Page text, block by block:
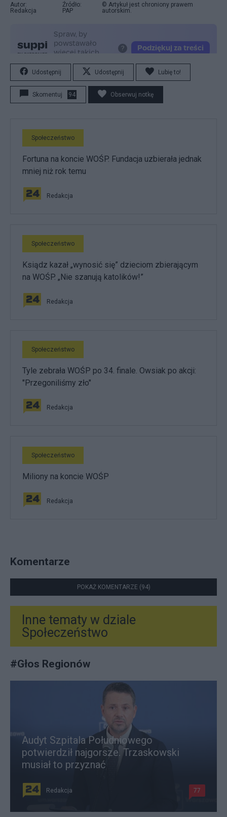
Autor:
Redakcja
Źródło:
PAP
© Artykuł jest chroniony prawem
autorskim.
Udostępnij Udostępnij Lubię to!
Skomentuj 94 Obserwuj notkę
Społeczeństwo
Fortuna na koncie WOŚP. Fundacja uzbierała jednak
mniej niż rok temu
Redakcja
Społeczeństwo
Ksiądz kazał „wynosić się” dzieciom zbierającym
na WOŚP. „Nie szanują katolików!”
Redakcja
Społeczeństwo
Tyle zebrała WOŚP po 34. finale. Owsiak po akcji:
"Przegoniliśmy zło"
Redakcja
Społeczeństwo
Miliony na koncie WOŚP
Redakcja
Komentarze
POKAŻ KOMENTARZE (94)
Inne tematy w dziale
Społeczeństwo
#Głos Regionów
Audyt Szpitala Południowego
potwierdził najgorsze. Trzaskowski
musiał to przyznać
Redakcja 77